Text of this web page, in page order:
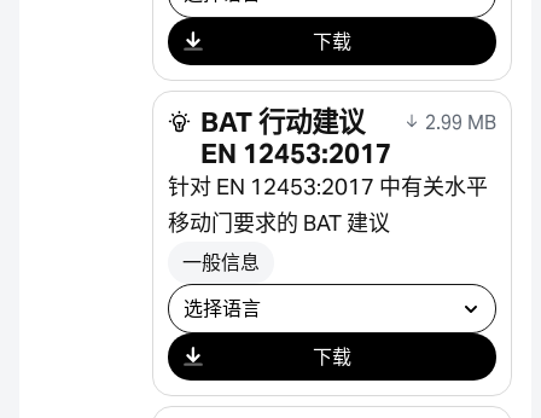
下载
BAT 行动建议
EN 12453:2017
2.99 MB
针对 EN 12453:2017 中有关水平
移动门要求的 BAT 建议
一般信息
选择下载
下载